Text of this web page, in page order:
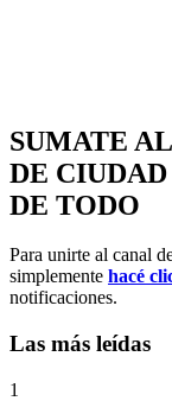
SUMATE
DE
DE TODO
Para unirte al canal
simplemente hacé
notificaciones.
Las más leídas
1